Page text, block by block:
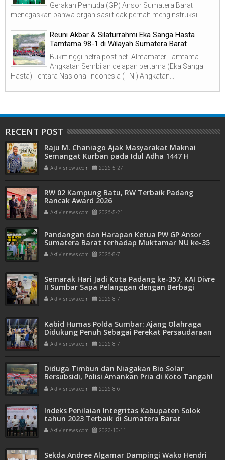
Gerakan Pemuda (GP) Ansor Sumatera Barat
menegaskan bahwa organisasi tidak pernah menginstruksi...
Reuni Akbar & Silaturrahmi Eka Sanga Hasta
Tamtama 98-1 di Wilayah Sumatera Barat
Bukittinggi-netralpost.net- Almamater Tamtama
Angkatan Sembilan delapan pertama (Eka Sanga
Hasta) Tentara Nasional Indonesia (TNI) Angkatan...
RECENT POST
Raju M. Chaniago Ajak Masyarakat Maknai
Semangat Kurban pada Idul Adha 1447 H
Aktivisnews.com 2026-5-27
RW 02 Kampung Batu, RW Terbaik Padang
Rancak Award 2026
Aktivisnews.com 2026-5-21
Pandangan dan Harapan Ketua PW GP Ansor
Sumatera Barat terhadap Muktamar NU ke-35
Aktivisnews.com 2026-8-7
Semarak Hari Jadi Kota Padang ke-357, KAI Divre
II Sumbar Sapa Pelanggan dengan Berbagi
Apresiasi di Stasiun Padang
Aktivisnews.com 2026-8-7
Kabid Humas Polda Sumbar: Ajang Olahraga
Didukung Penuh Sebagai Perekat Persaudaraan
dan Kamtibmas
Aktivisnews.com 2026-8-7
Diduga Timbun dan Niagakan Bio Solar
Bersubsidi, Polisi Amankan Pria di Koto Tangah!
1.350 Liter BBM Disita
Aktivisnews.com 2026-8-6
Indeks Penilaian Integritas Kabupaten Solok
tahun 2023 Terbaik di Sumatera Barat
Aktivisnews.com 2023-10-11
Sekda Andree Algamar Dampingi Wako Hendri